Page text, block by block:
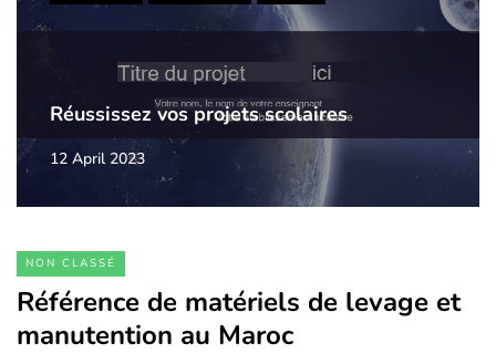
Réussissez vos projets scolaires
12 April 2023
NON CLASSÉ
Référence de matériels de levage et
manutention au Maroc